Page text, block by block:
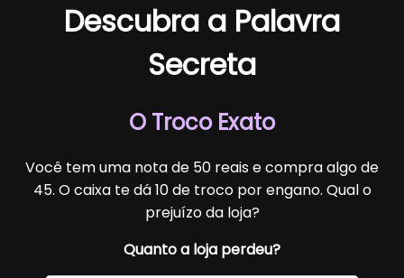
Descubra a Palavra
Secreta
O Troco Exato
Você tem uma nota de 50 reais e compra algo de
45. O caixa te dá 10 de troco por engano. Qual o
prejuízo da loja?
Quanto a loja perdeu?